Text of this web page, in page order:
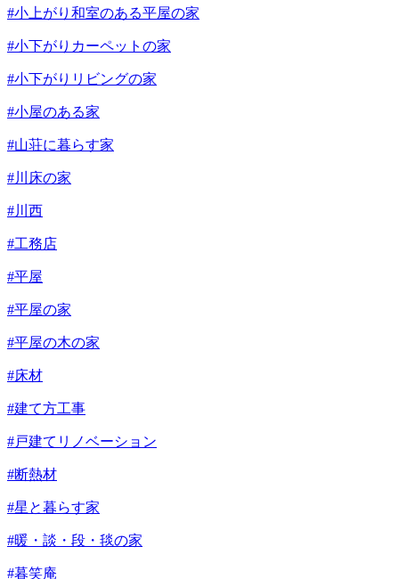
#小上がり和室のある平屋の家
#小下がりカーペットの家
#小下がりリビングの家
#小屋のある家
#山荘に暮らす家
#川床の家
#川西
#工務店
#平屋
#平屋の家
#平屋の木の家
#床材
#建て方工事
#戸建てリノベーション
#断熱材
#星と暮らす家
#暖・談・段・毯の家
#暮笑庵